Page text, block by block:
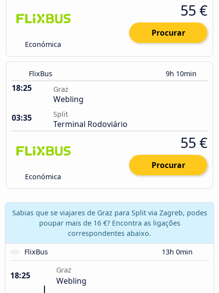
Económica
55 €
Procurar
FlixBus 9h 10min
18:25 Graz
Webling
03:35
Split
Terminal Rodoviário
Económica
55 €
Procurar
Sabias que se viajares de Graz para Split via Zagreb, podes
poupar mais de 16 €? Encontra as ligações
correspondentes abaixo.
FlixBus
13h 0min
18:25
Graz
Webling